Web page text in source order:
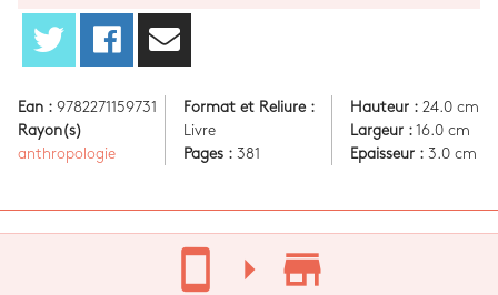
Ean : 9782271159731
Rayon(s)
anthropologie
Format et Reliure :
Livre
Pages : 381
Hauteur :24.0 cm
Largeur :16.0 cm
Epaisseur :3.0 cm
stay_current_portrait arrow_right store_mall_directory